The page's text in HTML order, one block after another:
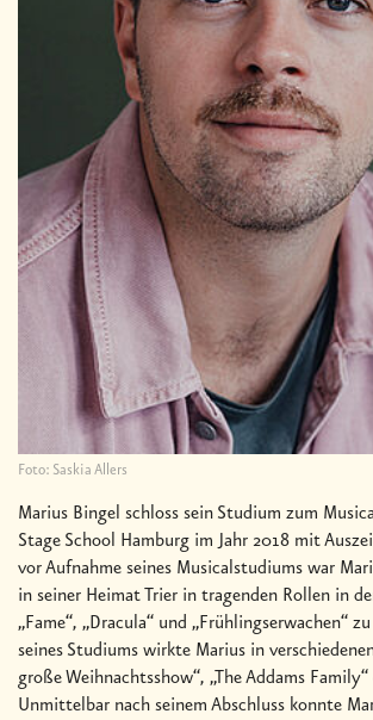
Foto: Saskia Allers
Marius Bingel schloss sein Studium zum
Stage School Hamburg im Jahr 2018 mit
vor Aufnahme seines Musicalstudiums war
in seiner Heimat Trier in tragenden Rollen in
„Fame“, „Dracula“ und „Frühlingserwachen“
seines Studiums wirkte Marius in
große Weihnachtsshow“, „The Addams
Unmittelbar nach seinem Abschluss konnte